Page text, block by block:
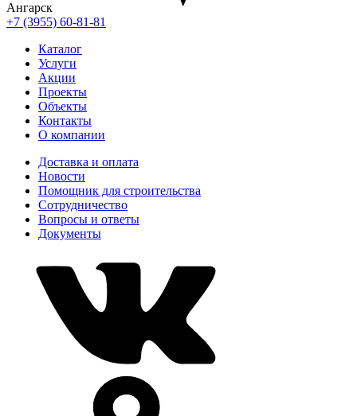
Ангарск
+7 (3955) 60-81-81
Каталог
Услуги
Акции
Проекты
Объекты
Контакты
О компании
Доставка и оплата
Новости
Помощник для строительства
Сотрудничество
Вопросы и ответы
Документы